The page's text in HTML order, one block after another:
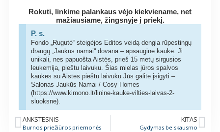
Rokuti, linkime palankaus vėjo kiekviename, net
mažiausiame, žingsnyje į priekį.
P. s.
Fondo „Rugutė“ steigėjos Editos veidą dengia rūpestingų
draugų „Jaukūs namai“ dovana – apsauginė kaukė. Ji
unikali, nes papuošta Aistės, prieš 15 metų sirgusios
leukemija, pieštu laivuku. Šias mielas jūros spalvos
kaukes su Aistės pieštu laivuku Jūs galite įsigyti –
Salonas Jaukūs Namai / Cosy Homes
(https://www.kimono.lt/linine-kauke-vilties-laivas-2-
sluoksne).
ANKSTESNIS
Burnos priežiūros priemonės
KITAS
Gydymas be skausmo